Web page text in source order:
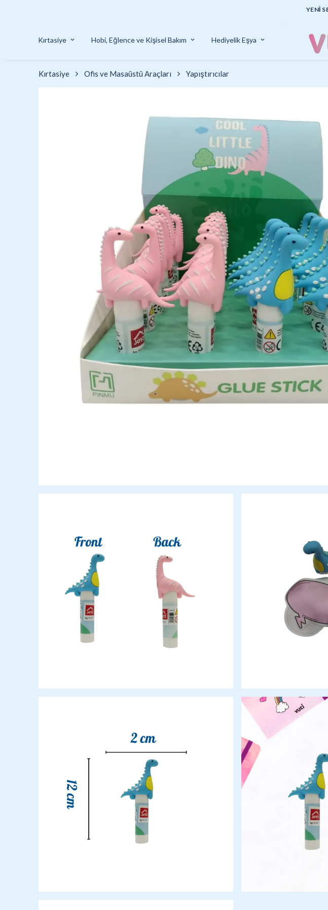
Kırtasiye Hobi, Eğlence ve Kişisel Bakım Hediyelik Eşya
Kırtasiye Ofis ve Masaüstü Araçları Yapıştırıcılar